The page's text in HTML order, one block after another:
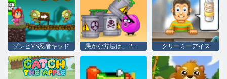
ゾンビVS忍者キッド 愚かな方法は、 2をダイに クリーミーアイス